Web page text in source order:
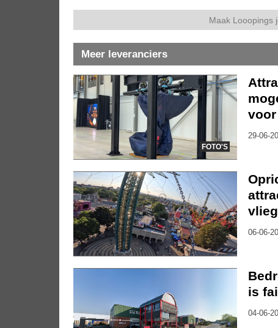
Maak Looopings
Meer leveranciers
FOTO'S
29-06-
06-06-
is
04-06-